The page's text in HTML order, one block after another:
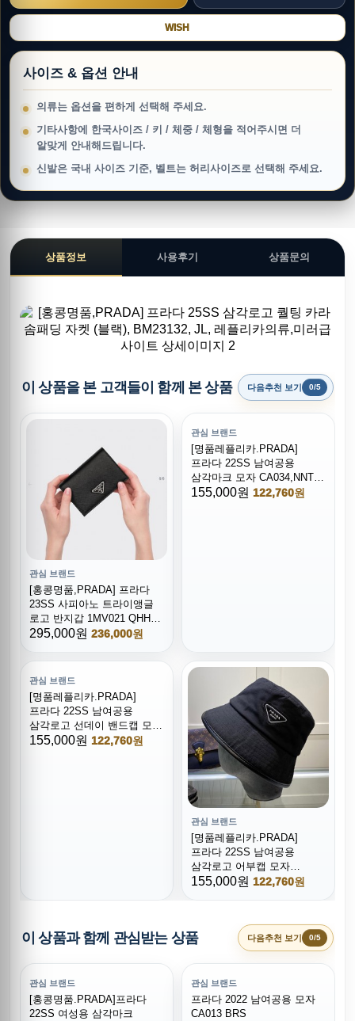
WISH
사이즈 & 옵션 안내
의류는 옵션을 편하게 선택해 주세요.
기타사항에 한국사이즈 / 키 / 체중 / 체형을 적어주시면 더
알맞게 안내해드립니다.
신발은 국내 사이즈 기준, 벨트는 허리사이즈로 선택해 주세요.
상품정보 사용후기 상품문의
이 상품을 본 고객들이 함께 본 상품 다음추천 보기 0/5
관심 브랜드
[홍콩명품,PRADA] 프라다
23SS 사피아노 트라이앵글
로고 반지갑 1MV021 QHH
F0632, BGM1433, BC,
홍콩명품,사이트,명품쇼핑몰
295,000원 236,000원
관심 브랜드
[명품레플리카.PRADA]
프라다 22SS 남여공용
삼각마크 모자 CA034,NNT,
홍콩명품,무브타임,쇼핑몰,
155,000원 122,760원
관심 브랜드
[명품레플리카.PRADA]
프라다 22SS 남여공용
삼각로고 선데이 밴드캡 모자
CA032,NNT,홍콩명품,
155,000원 122,760원
관심 브랜드
[명품레플리카.PRADA]
프라다 22SS 남여공용
삼각로고 어부캡 모자
CA031,NNT,홍콩명품,
155,000원 122,760원
이 상품과 함께 관심받는 상품 다음추천 보기 0/5
관심 브랜드
[홍콩명품.PRADA]프라다
22SS 여성용 삼각마크
관심 브랜드
프라다 2022 남여공용 모자
CA013 BRS